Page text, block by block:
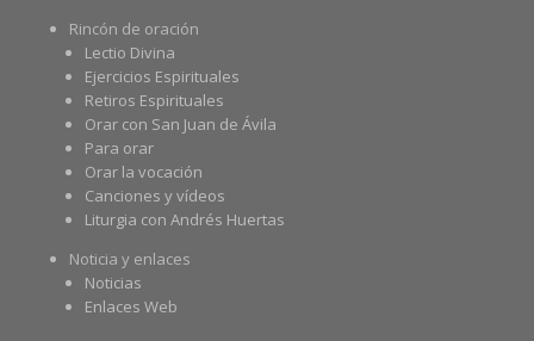
Rincón de oración
Lectio Divina
Ejercicios Espirituales
Retiros Espirituales
Orar con San Juan de Ávila
Para orar
Orar la vocación
Canciones y vídeos
Liturgia con Andrés Huertas
Noticia y enlaces
Noticias
Enlaces Web